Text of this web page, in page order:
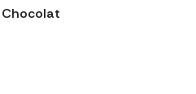
Chocolat